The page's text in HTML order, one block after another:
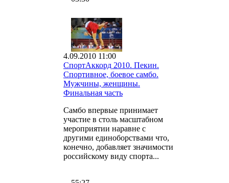
4.09.2010 11:00
СпортАккорд 2010. Пекин.
Спортивное, боевое самбо.
Мужчины, женщины.
Финальная часть
Самбо впервые принимает
участие в столь масштабном
мероприятии наравне с
другими единоборствами что,
конечно, добавляет значимости
российскому виду спорта...